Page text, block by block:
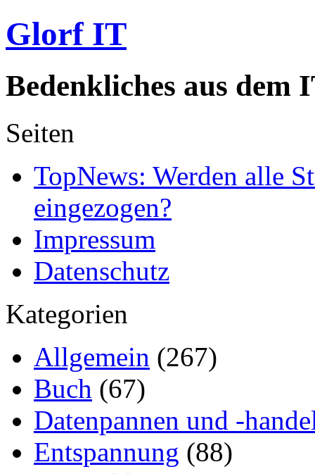
Glorf IT
Bedenkliches aus dem
Seiten
TopNews: Werden alle
eingezogen?
Impressum
Datenschutz
Kategorien
Allgemein (267)
Buch (67)
Datenpannen und -
Entspannung (88)